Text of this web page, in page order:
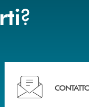
?
Hai bisogno di